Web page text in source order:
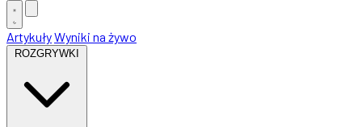
ArtykułyWyniki na żywo
ROZGRYWKI